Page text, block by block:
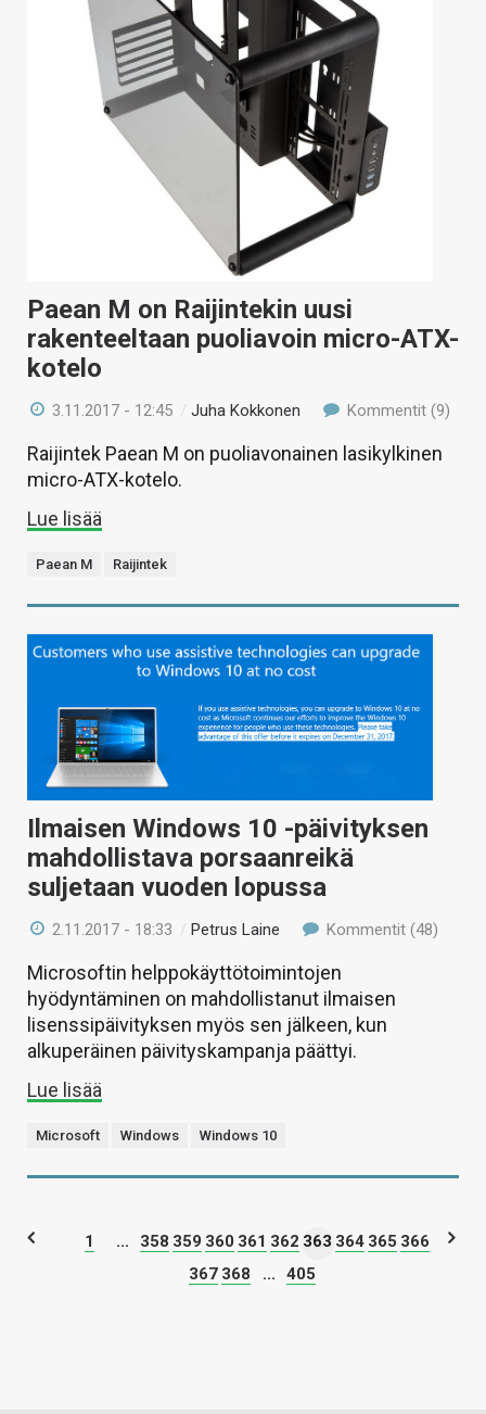
Paean M on Raijintekin uusi
rakenteeltaan puoliavoin micro-ATX-
kotelo
3.11.2017 - 12:45 /Juha Kokkonen Kommentit (9)
Raijintek Paean M on puoliavonainen lasikylkinen
micro-ATX-kotelo.
Lue lisää
Paean M Raijintek
Ilmaisen Windows 10 -päivityksen
mahdollistava porsaanreikä
suljetaan vuoden lopussa
2.11.2017 - 18:33 / Petrus Laine Kommentit (48)
Microsoftin helppokäyttötoimintojen
hyödyntäminen on mahdollistanut ilmaisen
lisenssipäivityksen myös sen jälkeen, kun
alkuperäinen päivityskampanja päättyi.
Lue lisää
Microsoft Windows Windows 10
1 ... 358 359 360 361 362 363 364 365 366
367 368 ... 405